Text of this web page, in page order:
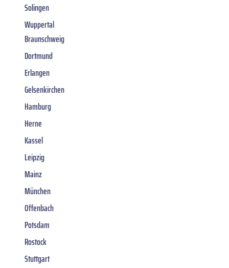
Solingen
Wuppertal
Braunschweig
Dortmund
Erlangen
Gelsenkirchen
Hamburg
Herne
Kassel
Leipzig
Mainz
München
Offenbach
Potsdam
Rostock
Stuttgart